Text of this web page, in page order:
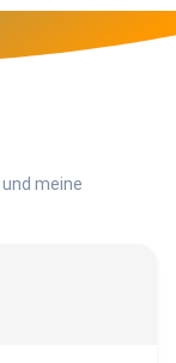
meine